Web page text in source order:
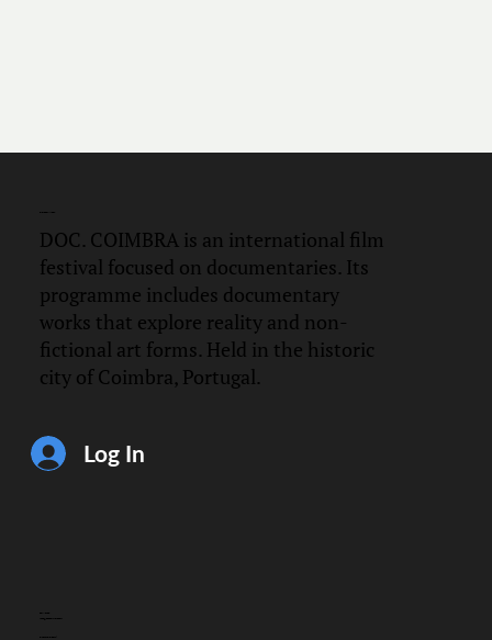
DOC.COIMBRA
DOC. COIMBRA is an international film
festival focused on documentaries. Its
programme includes documentary
works that explore reality and non-
fictional art forms. Held in the historic
city of Coimbra, Portugal.
Log In
info@doccoimbra.com
FISCAL ADDRESS: